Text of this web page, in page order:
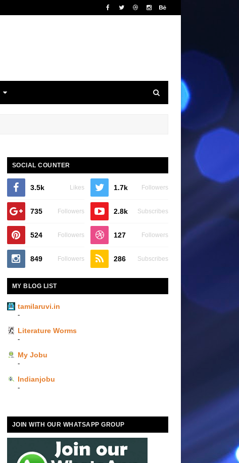
SOCIAL COUNTER
3.5k Likes 1.7k Followers
735 Followers 2.8k Subscribes
524 Followers 127 Followers
849 Followers 286 Subscribes
MY BLOG LIST
tamilaruvi.in
-
Literature Worms
-
My Jobu
-
Indianjobu
-
JOIN WITH OUR WHATSAPP GROUP